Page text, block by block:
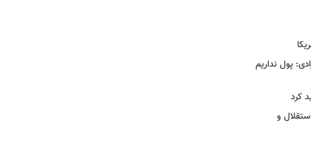
پول نداریم
کرد
و